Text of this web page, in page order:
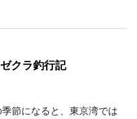
クラ釣行記
節になると、東京湾では